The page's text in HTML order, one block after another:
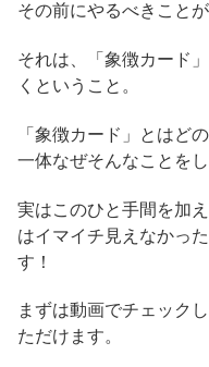
その前にやるべきことが
それは、「象徴カード
くということ。
「象徴カード」とはど
一体なぜそんなことを
実はこのひと手間を加
はイマイチ見えなかっ
す！
まずは動画でチェック
ただけます。